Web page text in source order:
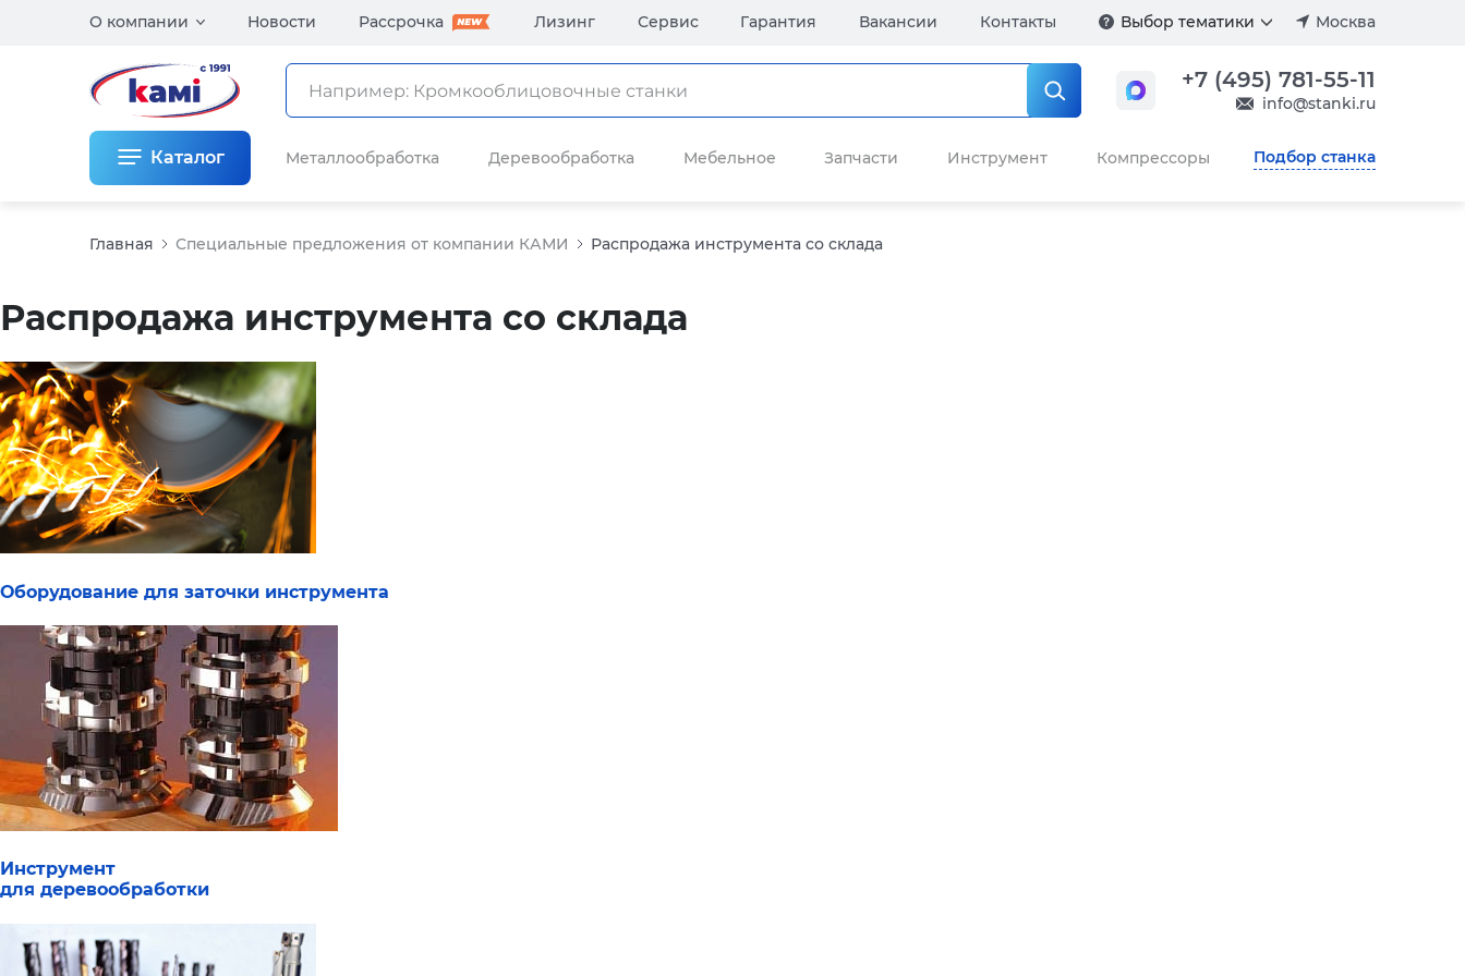
О компании Новости Рассрочка Лизинг Сервис Гарантия Вакансии Контакты Выбор тематики Москва
+7 (495) 781-55-11
info@stanki.ru
Каталог Металлообработка Деревообработка Мебельное Запчасти Инструмент Компрессоры Подбор станка
Главная Специальные предложения от компании КАМИ Распродажа инструмента со склада
Распродажа инструмента со склада
Оборудование для заточки инструмента
Инструмент
для деревообработки